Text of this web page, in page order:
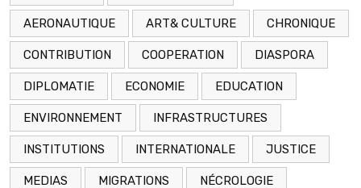
AERONAUTIQUE ART& CULTURE CHRONIQUE
CONTRIBUTION COOPERATION DIASPORA
DIPLOMATIE ECONOMIE EDUCATION
ENVIRONNEMENT INFRASTRUCTURES
INSTITUTIONS INTERNATIONALE JUSTICE
MEDIAS MIGRATIONS NÉCROLOGIE